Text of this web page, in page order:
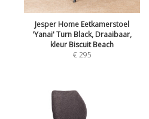
Jesper Home Eetkamerstoel
'Yanai' Turn Black, Draaibaar,
kleur Biscuit Beach
€295